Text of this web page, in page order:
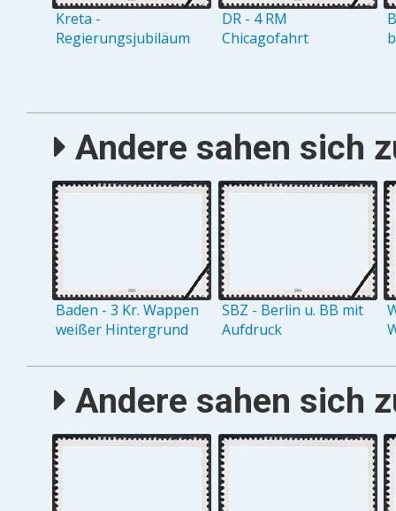
Kreta -
Regierungsjubiläum
DR - 4 RM
Chicagofahrt
Andere sahen sich
Baden - 3 Kr. Wappen
weißer Hintergrund
SBZ - Berlin u. BB mit
Aufdruck
Andere sahen sich